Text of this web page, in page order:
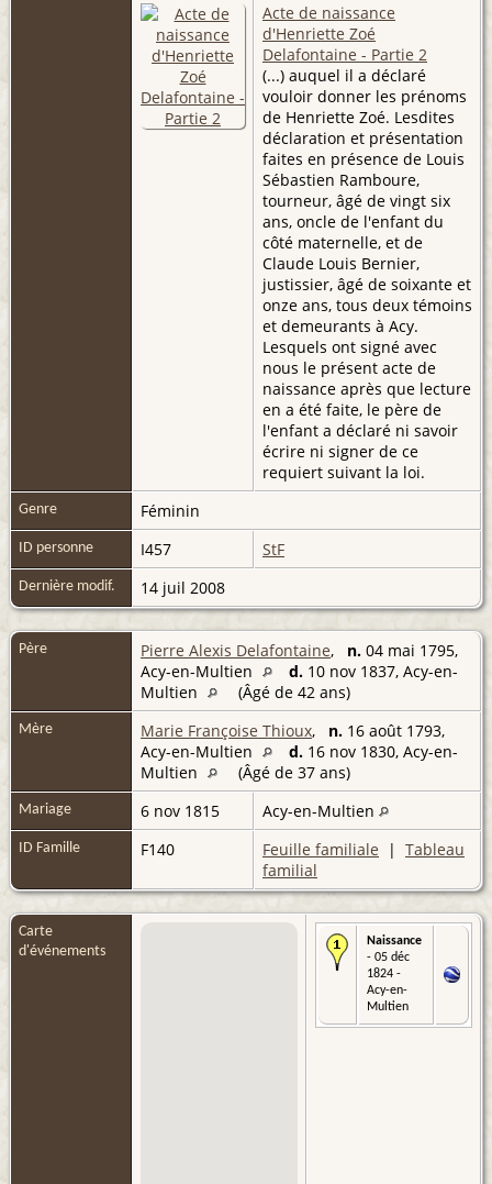
Acte de naissance
d'Henriette Zoé
Delafontaine - Partie 2
(...) auquel il a déclaré
vouloir donner les prénoms
de Henriette Zoé. Lesdites
déclaration et présentation
faites en présence de Louis
Sébastien Ramboure,
tourneur, âgé de vingt six
ans, oncle de l'enfant du
côté maternelle, et de
Claude Louis Bernier,
justissier, âgé de soixante et
onze ans, tous deux témoins
et demeurants à Acy.
Lesquels ont signé avec
nous le présent acte de
naissance après que lecture
en a été faite, le père de
l'enfant a déclaré ni savoir
écrire ni signer de ce
requiert suivant la loi.
Genre Féminin
ID personne I457 StF
Dernière modif. 14 juil 2008
Père Pierre Alexis Delafontaine, n. 04 mai 1795,
Acy-en-Multien
d. 10 nov 1837, Acy-en-
Multien
(Âgé de 42 ans)
Mère Marie Françoise Thioux, n. 16 août 1793,
Acy-en-Multien
d. 16 nov 1830, Acy-en-
Multien
(Âgé de 37 ans)
Mariage 6 nov 1815 Acy-en-Multien
ID Famille F140 Feuille familiale | Tableau
familial
Carte
d'événements
Naissance
- 05 déc
1824 -
Acy-en-
Multien